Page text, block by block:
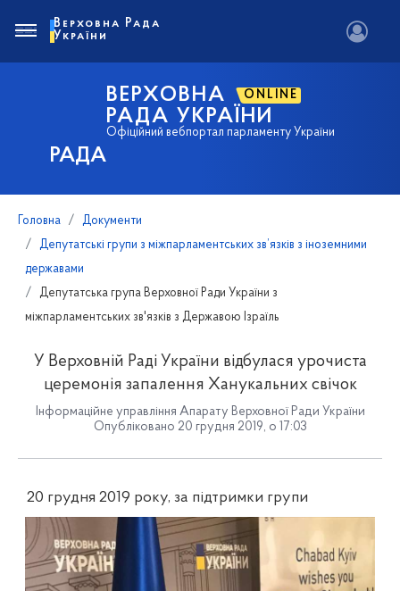
РАДА
ВЕРХОВНА ONLINE
РАДА УКРАЇНИ
Офіційний вебпортал парламенту України
Верховна Рада
України
Головна
Документи
Депутатські групи з міжпарламентських зв’язків з іноземними
державами
Депутатська група Верховної Ради України з
міжпарламентських зв'язків з Державою Ізраїль
У Верховній Раді України відбулася урочиста
церемонія запалення Ханукальних свічок
Інформаційне управління Апарату Верховної Ради України
Опубліковано 20 грудня 2019, о 17:03
20 грудня 2019 року, за підтримки групи